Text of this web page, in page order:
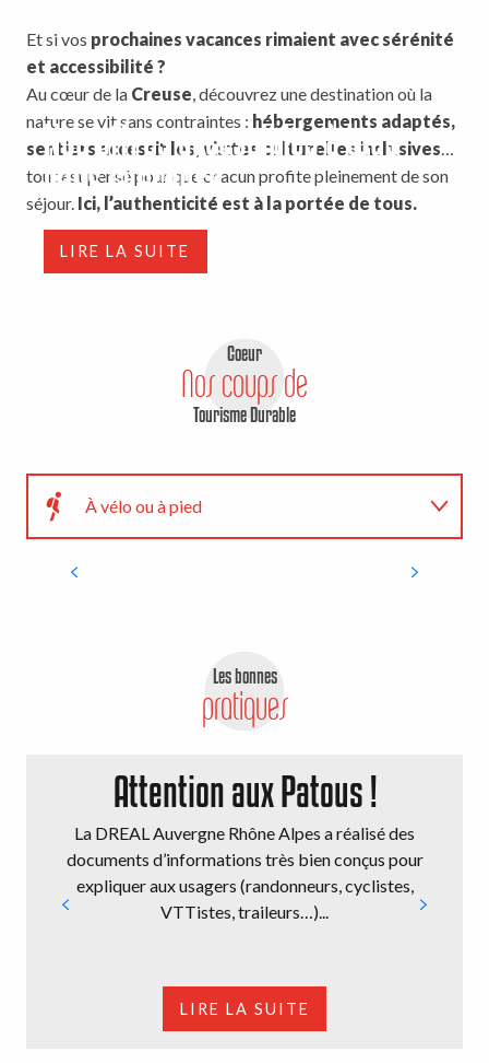
Et si vos prochaines vacances rimaient avec sérénité
et accessibilité ?
Au cœur de la Creuse, découvrez une destination où la
nature se vit sans contraintes : hébergements adaptés,
sentiers accessibles, visites culturelles inclusives…
tout est pensé pour que chacun profite pleinement de son
séjour. Ici, l’authenticité est à la portée de tous.
Nos offres accessibles à tous
dans la Creuse
LIRE LA SUITE
Coeur
Nos coups de
Tourisme Durable
À vélo ou à piedCreuse
Les bonnes
pratiques
Attention aux Patous !
La DREAL Auvergne Rhône Alpes a réalisé des
documents d’informations très bien conçus pour
expliquer aux usagers (randonneurs, cyclistes,
VTTistes, traileurs…)...
LIRE LA SUITE